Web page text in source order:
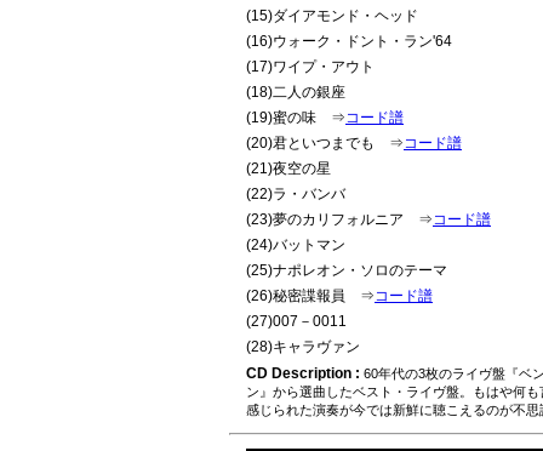
(15)ダイアモンド・ヘッド
(16)ウォーク・ドント・ラン'64
(17)ワイプ・アウト
(18)二人の銀座
(19)蜜の味 ⇒コード譜
(20)君といつまでも ⇒コード譜
(21)夜空の星
(22)ラ・バンバ
(23)夢のカリフォルニア ⇒コード譜
(24)バットマン
(25)ナポレオン・ソロのテーマ
(26)秘密諜報員 ⇒コード譜
(27)007－0011
(28)キャラヴァン
CD Description : 60年代の3枚のライヴ盤『ベ
ン』から選曲したベスト・ライヴ盤。もはや何
感じられた演奏が今では新鮮に聴こえるのが不